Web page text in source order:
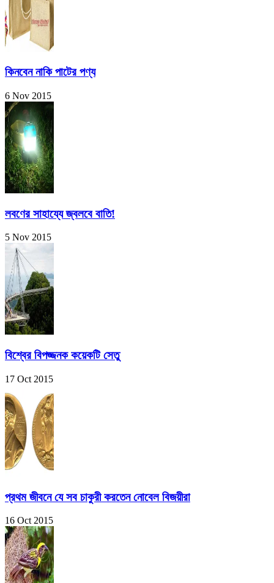
কিনবেন নাকি পাটের পণ্য
6 Nov 2015
লবণের সাহায্যে জ্বলবে বাতি!
5 Nov 2015
বিশ্বের বিপজ্জনক কয়েকটি সেতু
17 Oct 2015
প্রথম জীবনে যে সব চাকুরী করতেন নোবেল বিজয়ীরা
16 Oct 2015